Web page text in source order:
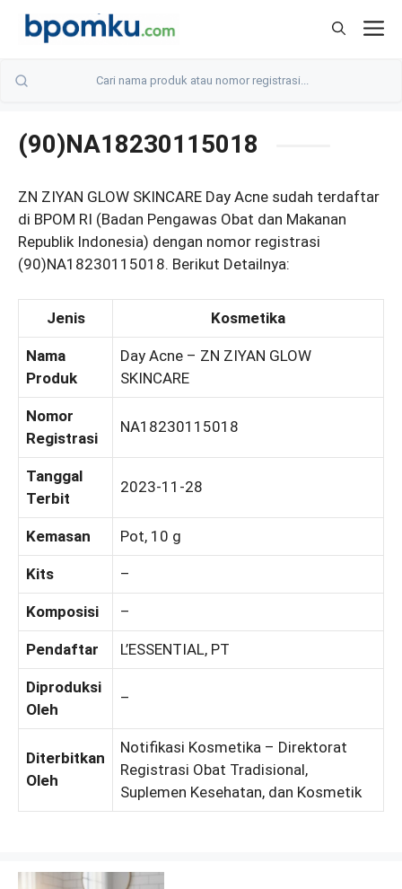
Skip
(90)NA18230115018
ZN ZIYAN GLOW SKINCARE Day Acne sudah terdaftar
di BPOM RI (Badan Pengawas Obat dan Makanan
Republik Indonesia) dengan nomor registrasi
(90)NA18230115018. Berikut Detailnya:
Jenis Kosmetika
Nama
Produk
Day Acne – ZN ZIYAN GLOW
SKINCARE
Nomor
Registrasi
NA18230115018
Tanggal
Terbit
2023-11-28
Kemasan Pot, 10 g
Kits –
Komposisi –
Pendaftar L’ESSENTIAL, PT
Diproduksi
Oleh
–
Diterbitkan
Oleh
Notifikasi Kosmetika – Direktorat
Registrasi Obat Tradisional,
Suplemen Kesehatan, dan Kosmetik